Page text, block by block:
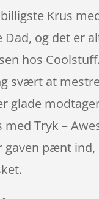
Krus
Dad, og det er
hos
svært at
glade
med Tryk –
gaven pænt ind,